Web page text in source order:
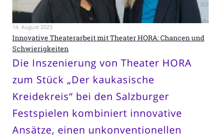
14. August 2023
Innovative Theaterarbeit mit Theater HORA: Chancen und
Schwierigkeiten
Die Inszenierung von Theater HORA
zum Stück „Der kaukasische
Kreidekreis“ bei den Salzburger
Festspielen kombiniert innovative
Ansätze, einen unkonventionellen